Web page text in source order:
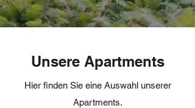
Unsere Apartments
Hier finden Sie eine Auswahl unserer
Apartments.